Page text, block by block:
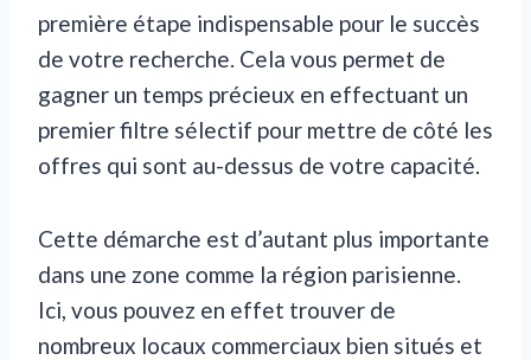
première étape indispensable pour le succès
de votre recherche. Cela vous permet de
gagner un temps précieux en effectuant un
premier filtre sélectif pour mettre de côté les
offres qui sont au-dessus de votre capacité.
Cette démarche est d’autant plus importante
dans une zone comme la région parisienne.
Ici, vous pouvez en effet trouver de
nombreux locaux commerciaux bien situés et